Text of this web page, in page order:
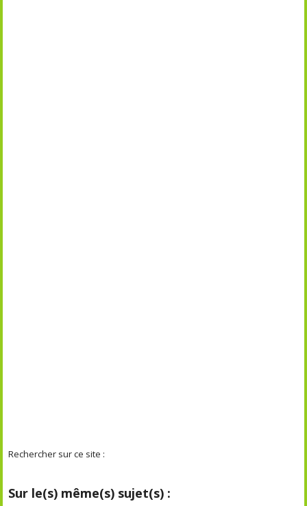
Rechercher sur ce site :
Sur le(s) même(s) sujet(s) :